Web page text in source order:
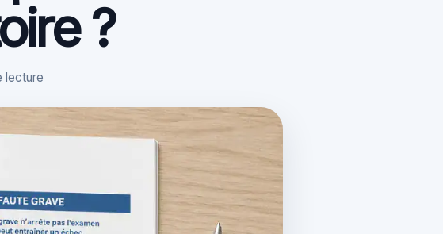
?
lecture